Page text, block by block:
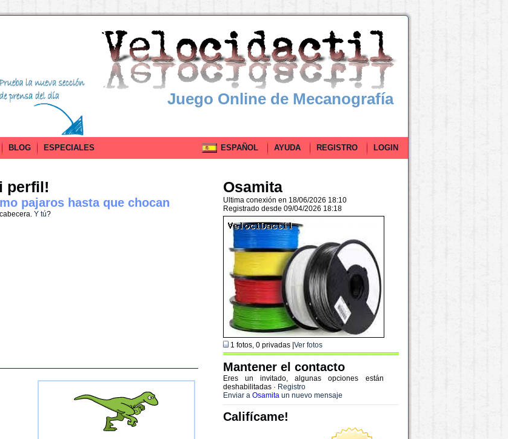
Juego Online de Mecanografía
BLOG ESPECIALES ESPAÑOL AYUDA REGISTRO LOGIN
perfil!
pajaros hasta que chocan
Y tú?
Osamita
Ultima conexión en 18/06/2026 18:10
Registrado desde 09/04/2026 18:18
1 fotos, 0 privadas | Ver fotos
Mantener el contacto
Eres un invitado, algunas opciones están
deshabilitadas · Registro
Enviar a Osamitaun nuevo mensaje
Califícame!